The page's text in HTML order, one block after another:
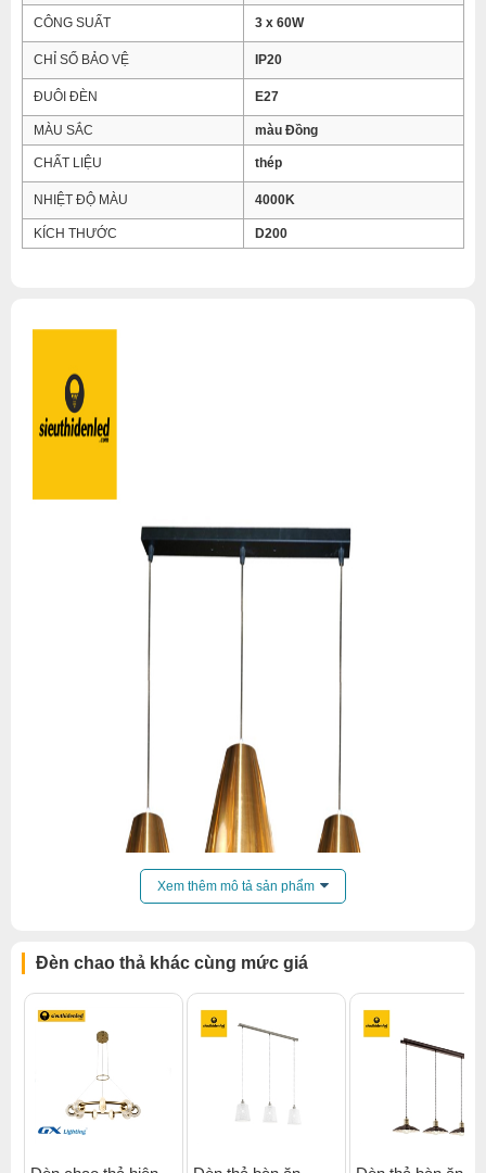
CÔNG SUẤT 3 x 60W
CHỈ SỐ BẢO VỆ IP20
ĐUÔI ĐÈN E27
MÀU SẮC màu Đồng
CHẤT LIỆU thép
NHIỆT ĐỘ MÀU 4000K
KÍCH THƯỚC D200
Xem thêm mô tả sản phẩm
Đèn chao thả khác cùng mức giá